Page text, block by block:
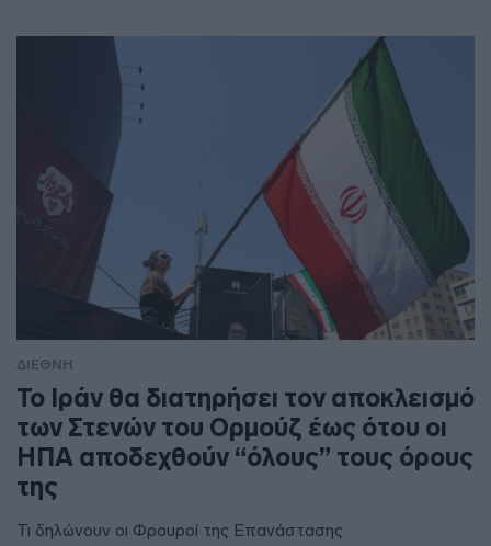
ΔΙΕΘΝΗ
To Ιράν θα διατηρήσει τον αποκλεισμό
των Στενών του Ορμούζ έως ότου οι
ΗΠΑ αποδεχθούν “όλους” τους όρους
της
Τι δηλώνουν οι Φρουροί της Επανάστασης